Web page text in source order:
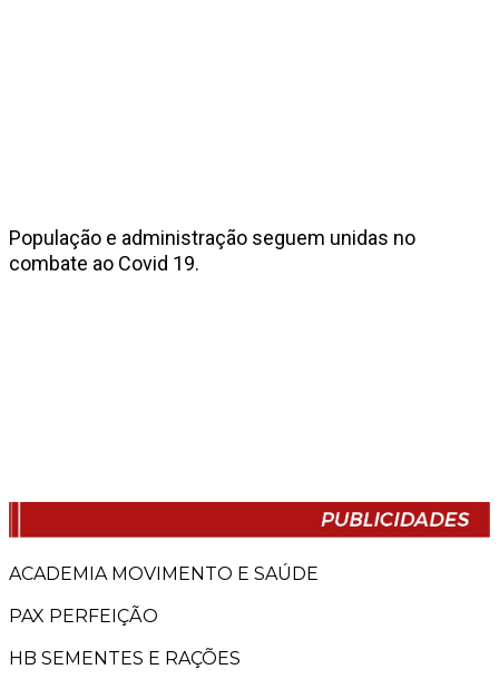
População e administração seguem unidas no
combate ao Covid 19.
ACADEMIA MOVIMENTO E SAÚDE
PAX PERFEIÇÃO
HB SEMENTES E RAÇÕES